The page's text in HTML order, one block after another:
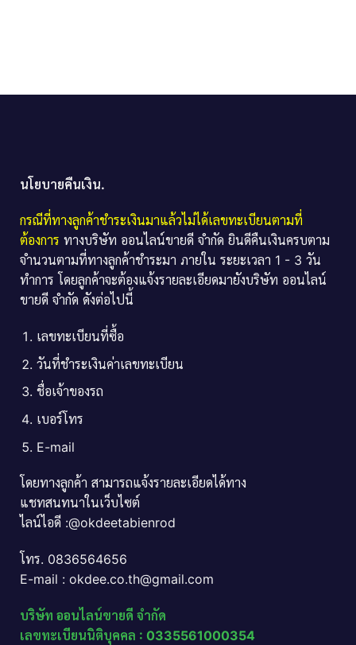
นโยบายคืนเงิน.
กรณีที่ทางลูกค้าชำระเงินมาแล้วไม่ได้เลขทะเบียนตามที่
ต้องการ ทางบริษัท ออนไลน์ขายดี จำกัด ยินดีคืนเงินครบตาม
จำนวนตามที่ทางลูกค้าชำระมา ภายใน ระยะเวลา 1 - 3 วัน
ทำการ โดยลูกค้าจะต้องแจ้งรายละเอียดมายังบริษัท ออนไลน์
ขายดี จำกัด ดังต่อไปนี้
เลขทะเบียนที่ซื้อ
วันที่ชำระเงินค่าเลขทะเบียน
ชื่อเจ้าของรถ
เบอร์โทร
E-mail
โดยทางลูกค้า สามารถแจ้งรายละเอียดได้ทาง
แชทสนทนาในเว็บไซต์
ไลน์ไอดี :@okdeetabienrod
โทร. 0836564656
E-mail : okdee.co.th@gmail.com
บริษัท ออนไลน์ขายดี จำกัด
เลขทะเบียนนิติบุคคล : 0335561000354